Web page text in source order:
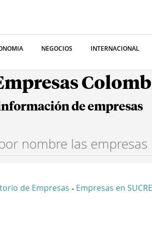
NEGOCIOS INTERNACIONAL
de empresas
de Empresas - Empresas en SUCRE